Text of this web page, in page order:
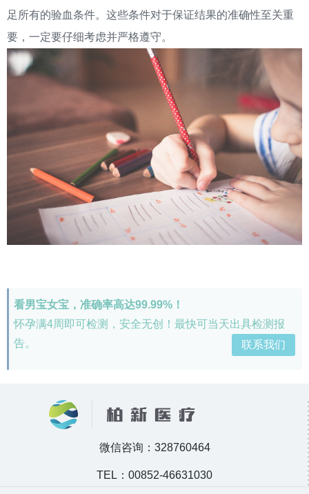
足所有的验血条件。这些条件对于保证结果的准确性至关重
要，一定要仔细考虑并严格遵守。
看男宝女宝，准确率高达99.99%！
怀孕满4周即可检测，安全无创！最快可当天出具检测报
告。
联系我们
微信咨询：328760464
TEL：00852-46631030